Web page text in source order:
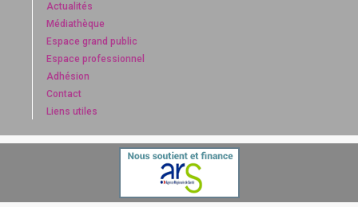
Actualités
Médiathèque
Espace grand public
Espace professionnel
Adhésion
Contact
Liens utiles